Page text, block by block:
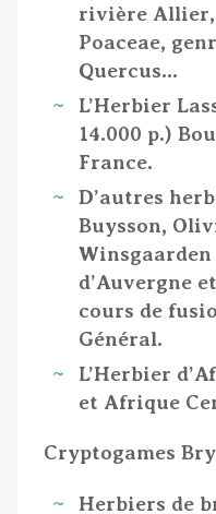
rivière Allier,
Poaceae,
Quercus…
L’Herbier
14.000 p.)
France.
D’autres
Buysson,
d’Auvergne
cours de
Général.
L’Herbier
et Afrique
Cryptogames
Herbiers de